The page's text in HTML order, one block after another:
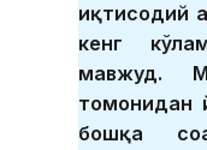
иқтисодий
кенг
мавжуд.
томонидан
бошқа